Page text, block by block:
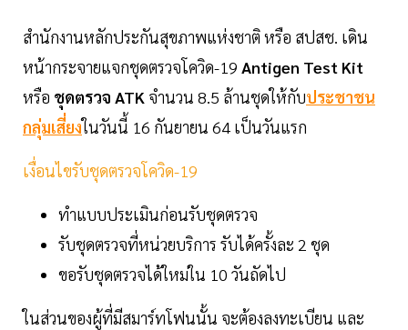
สำนักงานหลักประกันสุขภาพแห่งชาติ หรือ สปสช. เดิน
หน้ากระจายแจกชุดตรวจโควิด-19 Antigen Test Kit
หรือ ชุดตรวจ ATK จำนวน 8.5 ล้านชุดให้กับประชาชน
กลุ่มเสี่ยงในวันนี้ 16 กันยายน 64 เป็นวันแรก
เงื่อนไขรับชุดตรวจโควิด-19
ทำแบบประเมินก่อนรับชุดตรวจ
รับชุดตรวจที่หน่วยบริการ รับได้ครั้งละ 2 ชุด
ขอรับชุดตรวจได้ใหม่ใน 10 วันถัดไป
ในส่วนของผู้ที่มีสมาร์ทโฟนนั้น จะต้องลงทะเบียน และ